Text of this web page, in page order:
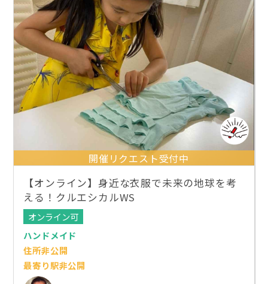
開催リクエスト受付中
【オンライン】身近な衣服で未来の地球を考
える！クルエシカルWS
オンライン可
ハンドメイド
住所非公開
最寄り駅非公開